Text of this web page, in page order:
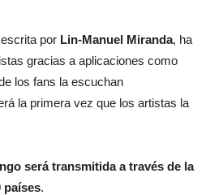
por Lin-Manuel Miranda, ha
gracias a aplicaciones como
los fans la escuchan
la primera vez que los artistas la
será transmitida a través de la
países.